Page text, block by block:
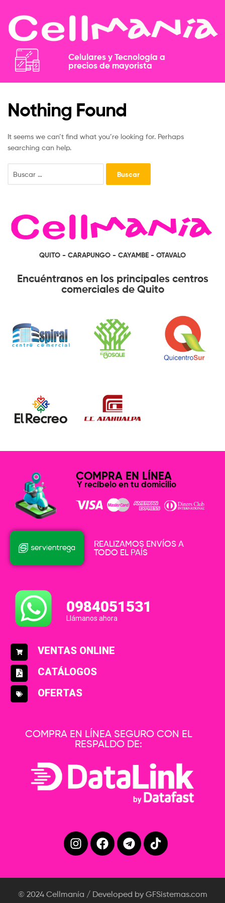
Celulares y Tecnología a
precios de mayorista​​
Nothing Found
It seems we can’t find what you’re looking for. Perhaps
searching can help.
QUITO - CARAPUNGO - CAYAMBE - OTAVALO
Encuéntranos en los principales centros
comerciales de Quito
COMPRA EN LÍNEA
Y recíbelo en tu domicilio
REALIZAMOS ENVÍOS A
TODO EL PAÍS
0984051531
Llámanos ahora
VENTAS ONLINE
CATÁLOGOS
OFERTAS
COMPRA EN LÍNEA SEGURO CON EL
RESPALDO DE:
© 2024 Cellmanía / Developed by GFSistemas.com